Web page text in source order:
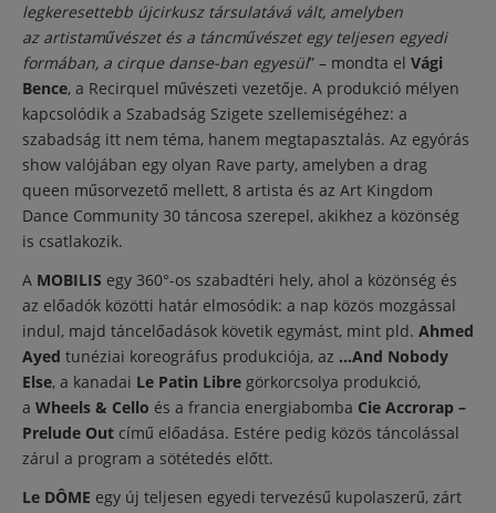
legkeresettebb újcirkusz társulatává vált, amelyben
az artistaművészet és a táncművészet egy teljesen egyedi
formában, a cirque danse-ban egyesül” – mondta el Vági
Bence, a Recirquel művészeti vezetője. A produkció mélyen
kapcsolódik a Szabadság Szigete szellemiségéhez: a
szabadság itt nem téma, hanem megtapasztalás. Az egyórás
show valójában egy olyan Rave party, amelyben a drag
queen műsorvezető mellett, 8 artista és az Art Kingdom
Dance Community 30 táncosa szerepel, akikhez a közönség
is csatlakozik.
A MOBILIS egy 360°-os szabadtéri hely, ahol a közönség és
az előadók közötti határ elmosódik: a nap közös mozgással
indul, majd táncelőadások követik egymást, mint pld. Ahmed
Ayed tunéziai koreográfus produkciója, az …And Nobody
Else, a kanadai Le Patin Libre görkorcsolya produkció,
a Wheels & Cello és a francia energiabomba Cie Accrorap –
Prelude Out című előadása. Estére pedig közös táncolással
zárul a program a sötétedés előtt.
Le DÔME egy új teljesen egyedi tervezésű kupolaszerű, zárt